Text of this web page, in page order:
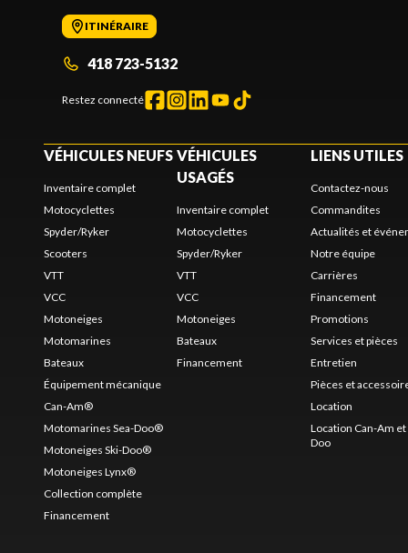
ITINÉRAIRE
418 723-5132
Restez connecté
VÉHICULES NEUFS
Inventaire complet
Motocyclettes
Spyder/Ryker
Scooters
VTT
VCC
Motoneiges
Motomarines
Bateaux
Équipement mécanique
Can-Am®
Motomarines Sea-Doo®
Motoneiges Ski-Doo®
Motoneiges Lynx®
Collection complète
Financement
VÉHICULES
USAGÉS
Inventaire complet
Motocyclettes
Spyder/Ryker
VTT
VCC
Motoneiges
Bateaux
Financement
LIENS UTILES
Contactez-nous
Commandites
Actualités et
Notre équipe
Carrières
Financement
Promotions
Services et pièces
Entretien
Pièces et
Location
Location Can-Am et
Doo